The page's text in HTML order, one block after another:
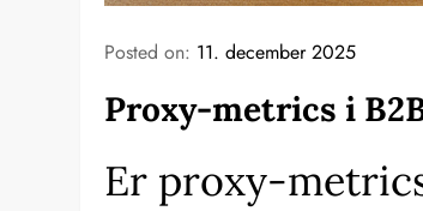
Posted on: 11. december 2025
Proxy-metrics i
Er proxy-